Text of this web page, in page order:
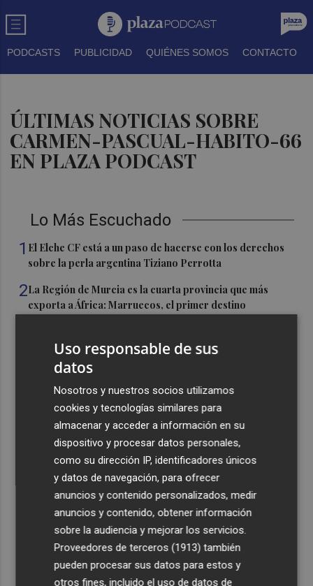
PODCASTS PUBLICIDAD QUIÉNES SOMOS CONTACTO
ÚLTIMAS NOTICIAS SOBRE
CARMEN-PASCUAL-HABITO-66
EN PLAZA PODCAST
Lo Más Escuchado
1 El Elche CF está a un paso de hacerse con los derechos
sobre la perla argentina Tiziano Perrotta
2La Región de Murcia es la cuarta provincia que más
exporta a África: Marruecos, el primer destino
con cinco días de actividades
La Todolella recibe 340.000 euros del Consell para
reabrir la ermita de Sant Cristòfol tras su cierre en 2021
El Xixo Xixero llena de tradición y ambiente la Playa
Casablanca de Almenara
Recibe toda la actualidad de
Plaza Podcast en tu correo
Quiero suscribirme
Uso responsable de sus
datos
Nosotros y nuestros socios utilizamos
cookies y tecnologías similares para
almacenar y acceder a información en su
dispositivo y procesar datos personales,
como su dirección IP, identificadores únicos
y datos de navegación, para ofrecer
anuncios y contenido personalizados, medir
anuncios y contenido, obtener información
sobre la audiencia y mejorar los servicios.
Proveedores de terceros (1913) también
pueden procesar sus datos para estos y
otros fines, incluido el uso de datos de